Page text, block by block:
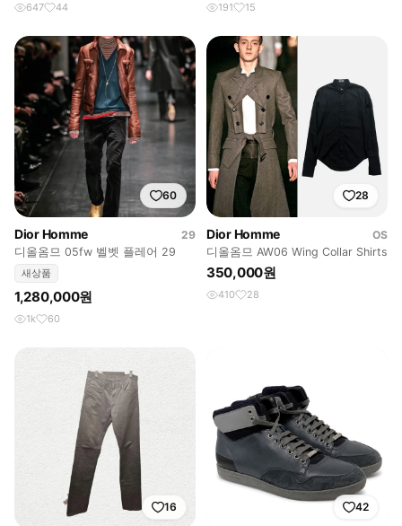
647 44 191 15
60
Dior Homme
29
디올옴므 05fw 벨벳 플레어 29
새상품
1,280,000원
1k 60
28
Dior Homme
OS
디올옴므 AW06 Wing Collar Shirts
350,000원
410 28
16 42